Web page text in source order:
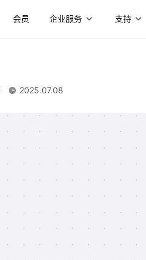
会员 企业服务 支持
2025.07.08